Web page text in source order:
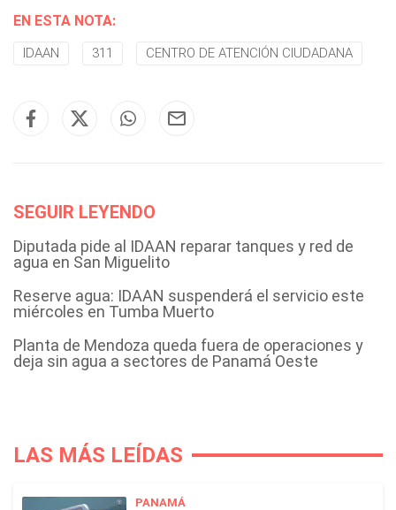
EN ESTA NOTA:
IDAAN 311 CENTRO DE ATENCIÓN CIUDADANA
SEGUIR LEYENDO
Diputada pide al IDAAN reparar tanques y red de
agua en San Miguelito
Reserve agua: IDAAN suspenderá el servicio este
miércoles en Tumba Muerto
Planta de Mendoza queda fuera de operaciones y
deja sin agua a sectores de Panamá Oeste
LAS MÁS LEÍDAS
PANAMÁ